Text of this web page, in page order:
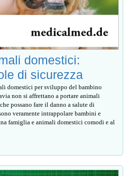
domestici:
di sicurezza
domestici per sviluppo del bambino
non si affrettano a portare animali
possano fare il danno a salute di
veramente intrappolare bambini e
famiglia e animali domestici comodi e al